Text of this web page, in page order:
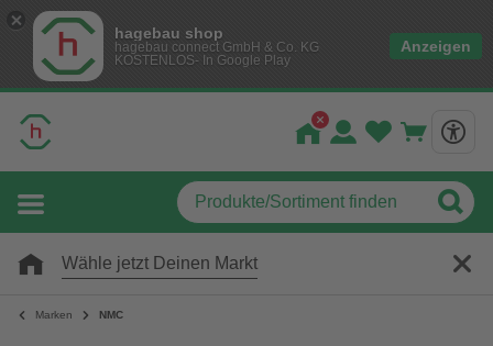
hagebau shop
hagebau connect GmbH & Co. KG
KOSTENLOS- In Google Play
Anzeigen
Wähle jetzt Deinen Markt
Marken NMC